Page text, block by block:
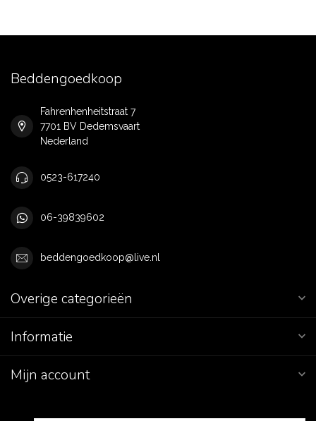
Beddengoedkoop
Fahrenhenheitstraat 7
7701 BV Dedemsvaart
Nederland
0523-617240
06-39839602
beddengoedkoop@live.nl
Overige categorieën
Informatie
Mijn account